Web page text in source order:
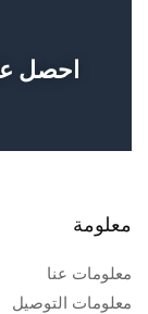
احصل
معلومة
معلومات عنا
معلومات التوصيل